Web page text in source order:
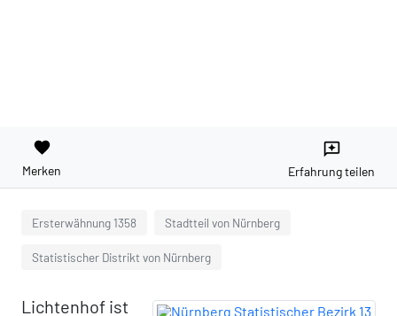
favorite
Merken
reviews
Erfahrung teilen
Ersterwähnung 1358 Stadtteil von Nürnberg
Statistischer Distrikt von Nürnberg
Lichtenhof ist